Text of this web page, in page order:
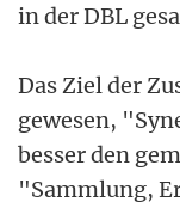
in der DBL
Das Ziel der
gewesen,
besser den
"Sammlung,